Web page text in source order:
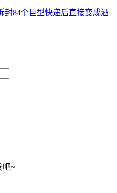
封84个巨型快递后直接变成酒
吧~